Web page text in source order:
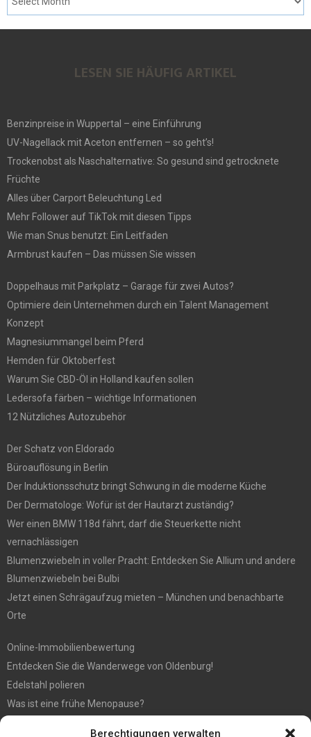
Berechtigungen verwalten
LESEN SIE HÄUFIG ARTIKEL
Benzinpreise in Wuppertal – eine Einführung
UV-Nagellack mit Aceton entfernen – so geht’s!
Trockenobst als Naschalternative: So gesund sind getrocknete
Früchte
Alles über Carport Beleuchtung Led
Mehr Follower auf TikTok mit diesen Tipps
Wie man Snus benutzt: Ein Leitfaden
Armbrust kaufen – Das müssen Sie wissen
Doppelhaus mit Parkplatz – Garage für zwei Autos?
Optimiere dein Unternehmen durch ein Talent Management
Konzept
Magnesiummangel beim Pferd
Hemden für Oktoberfest
Warum Sie CBD-Öl in Holland kaufen sollen
Ledersofa färben – wichtige Informationen
12 Nützliches Autozubehör
Der Schatz von Eldorado
Büroauflösung in Berlin
Der Induktionsschutz bringt Schwung in die moderne Küche
Der Dermatologe: Wofür ist der Hautarzt zuständig?
Wer einen BMW 118d fährt, darf die Steuerkette nicht
vernachlässigen
Blumenzwiebeln in voller Pracht: Entdecken Sie Allium und andere
Blumenzwiebeln bei Bulbi
Jetzt einen Schrägaufzug mieten – München und benachbarte
Orte
Online-Immobilienbewertung
Entdecken Sie die Wanderwege von Oldenburg!
Edelstahl polieren
Was ist eine frühe Menopause?